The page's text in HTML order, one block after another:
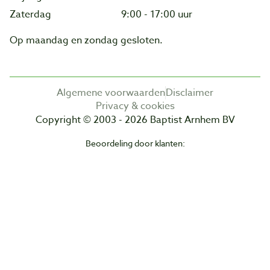
Zaterdag
9:00 - 17:00 uur
Op maandag en zondag gesloten.
Algemene voorwaardenDisclaimer
Privacy & cookies
Copyright © 2003 - 2026 Baptist Arnhem BV
Beoordeling door klanten: